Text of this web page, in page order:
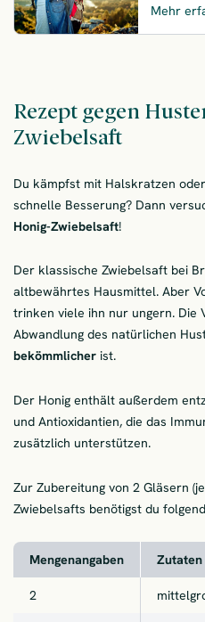
Mehr
Rezept gegen
Zwiebelsaft
Du kämpfst mit Halskratzen
schnelle Besserung? Dann
Honig-Zwiebelsaft!
Der klassische Zwiebelsaft bei
altbewährtes Hausmittel. Aber
trinken viele ihn nur ungern. Die
Abwandlung des natürlichen
bekömmlicher ist.
Der Honig enthält außerdem
und Antioxidantien, die das
zusätzlich unterstützen.
Zur Zubereitung von 2 Gläsern
Zwiebelsafts benötigst du
Mengenangaben Zutaten
2